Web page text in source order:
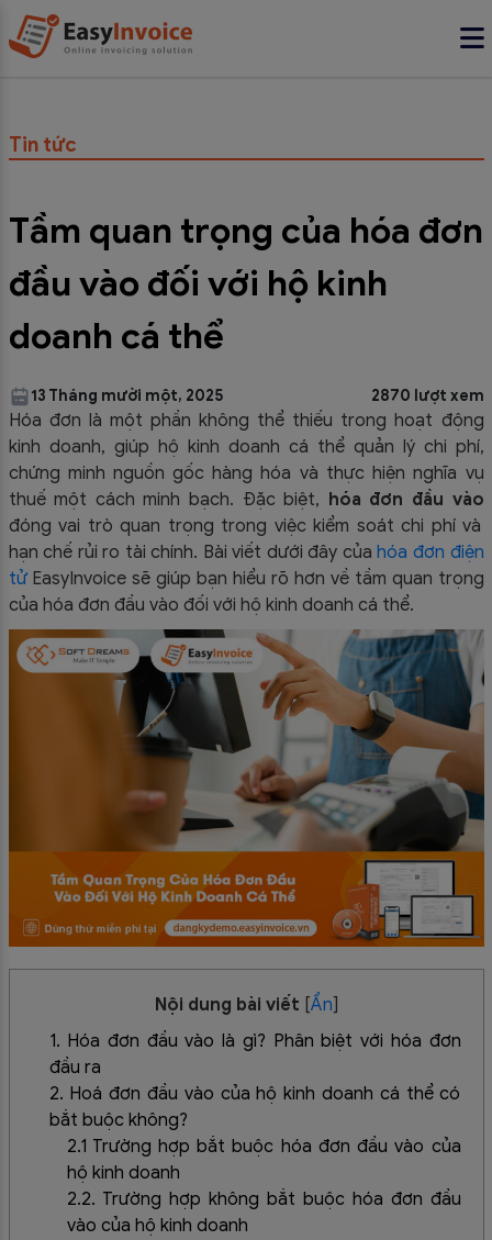
Tin tức
Tầm quan trọng của hóa đơn
đầu vào đối với hộ kinh
doanh cá thể
13 Tháng mười một, 2025 2870 lượt xem
Hóa đơn là một phần không thể thiếu trong hoạt động
kinh doanh, giúp hộ kinh doanh cá thể quản lý chi phí,
chứng minh nguồn gốc hàng hóa và thực hiện nghĩa vụ
thuế một cách minh bạch. Đặc biệt, hóa đơn đầu vào
đóng vai trò quan trọng trong việc kiểm soát chi phí và
hạn chế rủi ro tài chính. Bài viết dưới đây của hóa đơn điện
tử EasyInvoice sẽ giúp bạn hiểu rõ hơn về tầm quan trọng
của hóa đơn đầu vào đối với hộ kinh doanh cá thể.
Nội dung bài viết [Ẩn]
1. Hóa đơn đầu vào là gì? Phân biệt với hóa đơn
đầu ra
2. Hoá đơn đầu vào của hộ kinh doanh cá thể có
bắt buộc không?
2.1 Trường hợp bắt buộc hóa đơn đầu vào của
hộ kinh doanh
2.2. Trường hợp không bắt buộc hóa đơn đầu
vào của hộ kinh doanh